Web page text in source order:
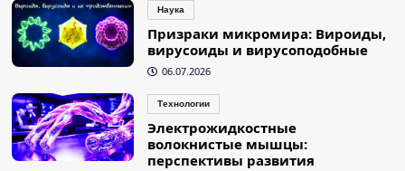
Наука
Призраки микромира: Вироиды,
вирусоиды и вирусоподобные
06.07.2026
Технологии
Электрожидкостные
волокнистые мышцы:
перспективы развития